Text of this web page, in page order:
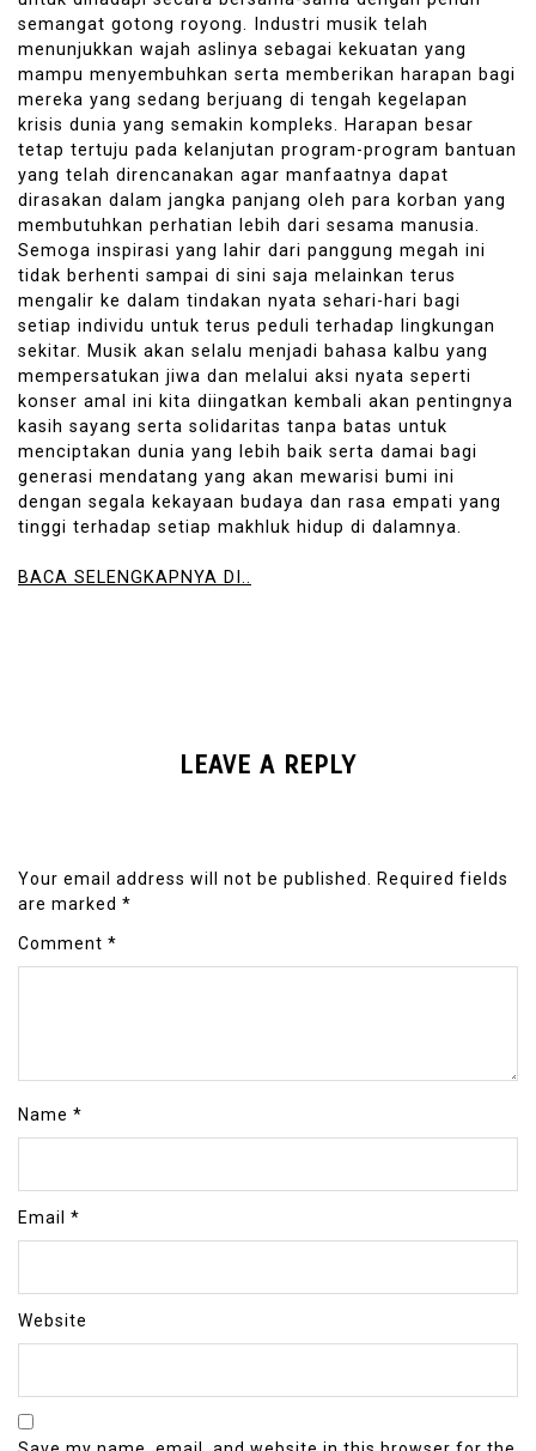
semangat gotong royong. Industri musik telah
menunjukkan wajah aslinya sebagai kekuatan yang
mampu menyembuhkan serta memberikan harapan bagi
mereka yang sedang berjuang di tengah kegelapan
krisis dunia yang semakin kompleks. Harapan besar
tetap tertuju pada kelanjutan program-program bantuan
yang telah direncanakan agar manfaatnya dapat
dirasakan dalam jangka panjang oleh para korban yang
membutuhkan perhatian lebih dari sesama manusia.
Semoga inspirasi yang lahir dari panggung megah ini
tidak berhenti sampai di sini saja melainkan terus
mengalir ke dalam tindakan nyata sehari-hari bagi
setiap individu untuk terus peduli terhadap lingkungan
sekitar. Musik akan selalu menjadi bahasa kalbu yang
mempersatukan jiwa dan melalui aksi nyata seperti
konser amal ini kita diingatkan kembali akan pentingnya
kasih sayang serta solidaritas tanpa batas untuk
menciptakan dunia yang lebih baik serta damai bagi
generasi mendatang yang akan mewarisi bumi ini
dengan segala kekayaan budaya dan rasa empati yang
tinggi terhadap setiap makhluk hidup di dalamnya.
BACA SELENGKAPNYA DI..
LEAVE A REPLY
Your email address will not be published.
Required fields
are marked *
Comment *
Name *
Email *
Website